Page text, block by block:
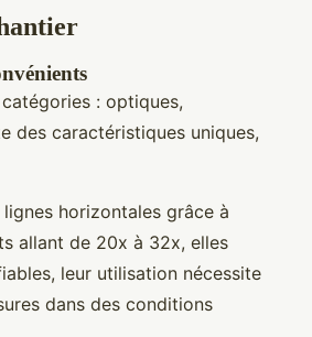
: optiques,
des caractéristiques uniques,
lignes horizontales grâce à
allant de 20x à 32x, elles
leur utilisation nécessite
dans des conditions